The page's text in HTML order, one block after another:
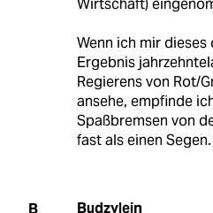
Wirtschaft)
Wenn ich mir
Ergebnis
Regierens von Rot/
ansehe, empfinde
Spaßbremsen von
fast als einen Segen.
B Budzylein